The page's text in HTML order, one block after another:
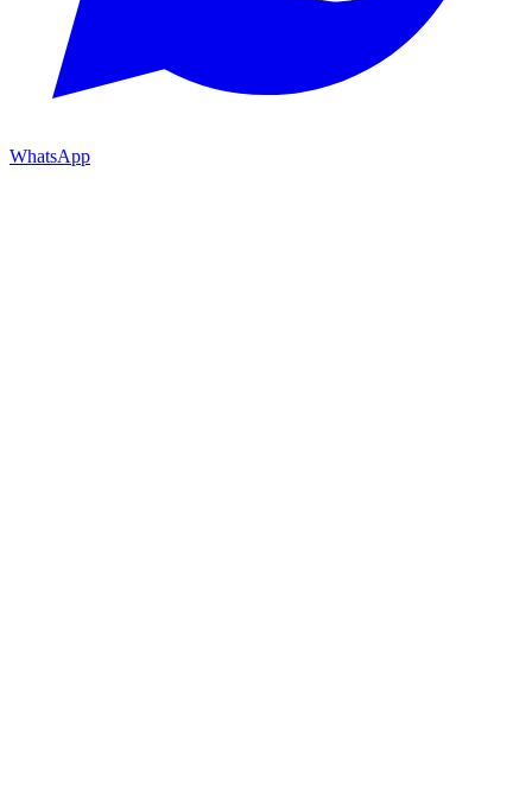
WhatsApp